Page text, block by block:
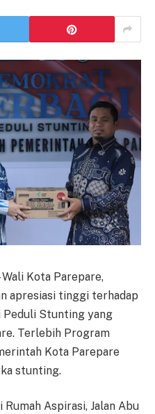
Wali Kota Parepare,
apresiasi tinggi terhadap
Stunting yang
Terlebih Program
Kota Parepare
stunting.
Aspirasi, Jalan Abu